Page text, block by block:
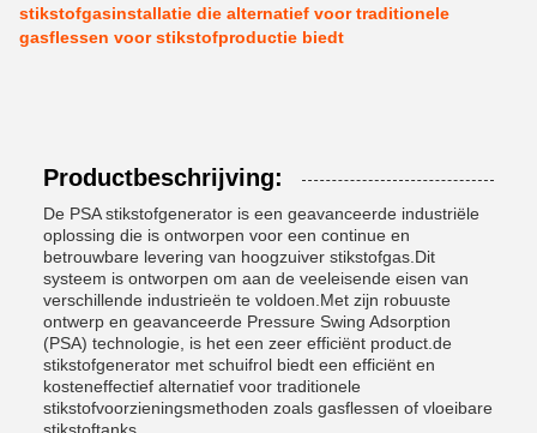
stikstofgasinstallatie die alternatief voor traditionele
gasflessen voor stikstofproductie biedt
Productbeschrijving:
De PSA stikstofgenerator is een geavanceerde industriële
oplossing die is ontworpen voor een continue en
betrouwbare levering van hoogzuiver stikstofgas.Dit
systeem is ontworpen om aan de veeleisende eisen van
verschillende industrieën te voldoen.Met zijn robuuste
ontwerp en geavanceerde Pressure Swing Adsorption
(PSA) technologie, is het een zeer efficiënt product.de
stikstofgenerator met schuifrol biedt een efficiënt en
kosteneffectief alternatief voor traditionele
stikstofvoorzieningsmethoden zoals gasflessen of vloeibare